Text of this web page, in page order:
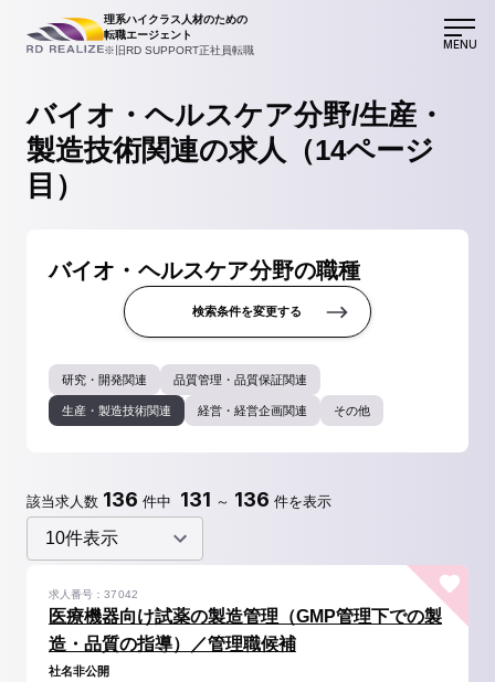
理系ハイクラス人材のための
転職エージェント
※旧RD SUPPORT正社員転職
MENU
バイオ・ヘルスケア分野/生産・
製造技術関連の求人（14ページ
目）
バイオ・ヘルスケア分野の職種
検索条件を変更する
研究・開発関連 品質管理・品質保証関連
生産・製造技術関連 経営・経営企画関連 その他
該当求人数 136 件中 131 ～ 136 件を表示
医療機器向け試薬の製造管理（GMP管理下での製
造・品質の指導）／管理職候補
求人番号：37042
社名非公開